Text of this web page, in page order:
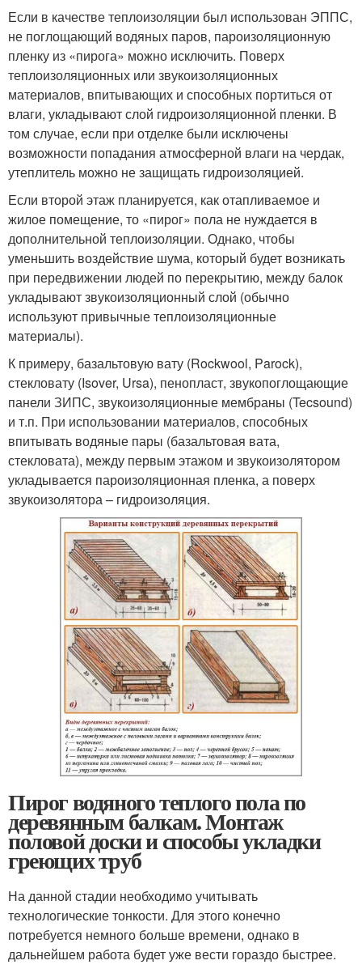
Если в качестве теплоизоляции был использован ЭППС,
не поглощающий водяных паров, пароизоляционную
пленку из «пирога» можно исключить. Поверх
теплоизоляционных или звукоизоляционных
материалов, впитывающих и способных портиться от
влаги, укладывают слой гидроизоляционной пленки. В
том случае, если при отделке были исключены
возможности попадания атмосферной влаги на чердак,
утеплитель можно не защищать гидроизоляцией.
Если второй этаж планируется, как отапливаемое и
жилое помещение, то «пирог» пола не нуждается в
дополнительной теплоизоляции. Однако, чтобы
уменьшить воздействие шума, который будет возникать
при передвижении людей по перекрытию, между балок
укладывают звукоизоляционный слой (обычно
используют привычные теплоизоляционные
материалы).
К примеру, базальтовую вату (Rockwool, Parock),
стекловату (Isover, Ursa), пенопласт, звукопоглощающие
панели ЗИПС, звукоизоляционные мембраны (Tecsound)
и т.п. При использовании материалов, способных
впитывать водяные пары (базальтовая вата,
стекловата), между первым этажом и звукоизолятором
укладывается пароизоляционная пленка, а поверх
звукоизолятора – гидроизоляция.
Пирог водяного теплого пола по
деревянным балкам. Монтаж
половой доски и способы укладки
греющих труб
На данной стадии необходимо учитывать
технологические тонкости. Для этого конечно
потребуется немного больше времени, однако в
дальнейшем работа будет уже вести гораздо быстрее.